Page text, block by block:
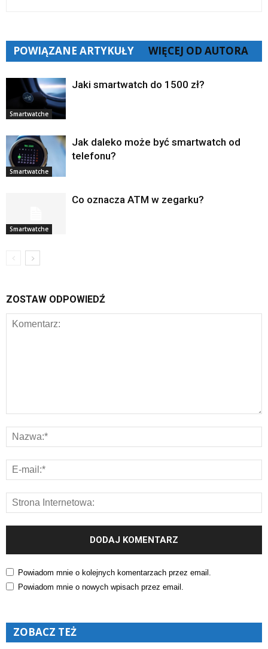
POWIĄZANE ARTYKUŁY WIĘCEJ OD AUTORA
Smartwatche
Jaki smartwatch do 1500 zł?
Smartwatche
Jak daleko może być smartwatch od
telefonu?
Smartwatche
Co oznacza ATM w zegarku?
ZOSTAW ODPOWIEDŹ
Powiadom mnie o kolejnych komentarzach przez email.
Powiadom mnie o nowych wpisach przez email.
ZOBACZ TEŻ